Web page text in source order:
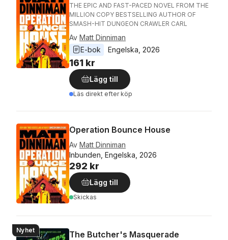
THE EPIC AND FAST-PACED NOVEL FROM THE
MILLION COPY BESTSELLING AUTHOR OF
SMASH-HIT DUNGEON CRAWLER CARL
Av Matt Dinniman
E-bok
Engelska 2026
161 kr
Lägg till
Läs direkt efter köp
Operation Bounce House
Av Matt Dinniman
Inbunden, Engelska, 2026
292 kr
Lägg till
Skickas
Nyhet The Butcher's Masquerade